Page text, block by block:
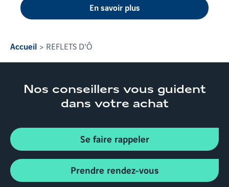
En savoir plus
Accueil REFLETS D'Ô
Nos conseillers vous guident
dans votre achat
Se faire rappeler
Prendre rendez-vous